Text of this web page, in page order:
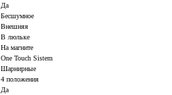
Да
Бесшумное
Внешняя
В люльке
На магните
One Touch Sistem
Шарнирные
4 положения
Да